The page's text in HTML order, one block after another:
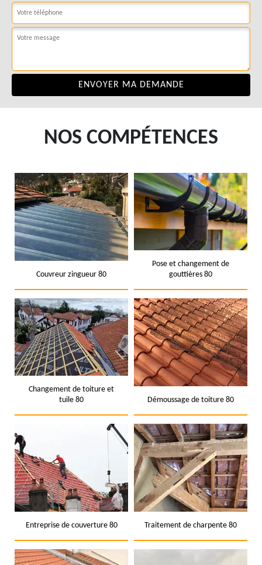
NOS COMPÉTENCES
Couvreur zingueur 80
Pose et changement de
gouttières 80
Changement de toiture et
tuile 80
Démoussage de toiture 80
Entreprise de couverture 80 Traitement de charpente 80